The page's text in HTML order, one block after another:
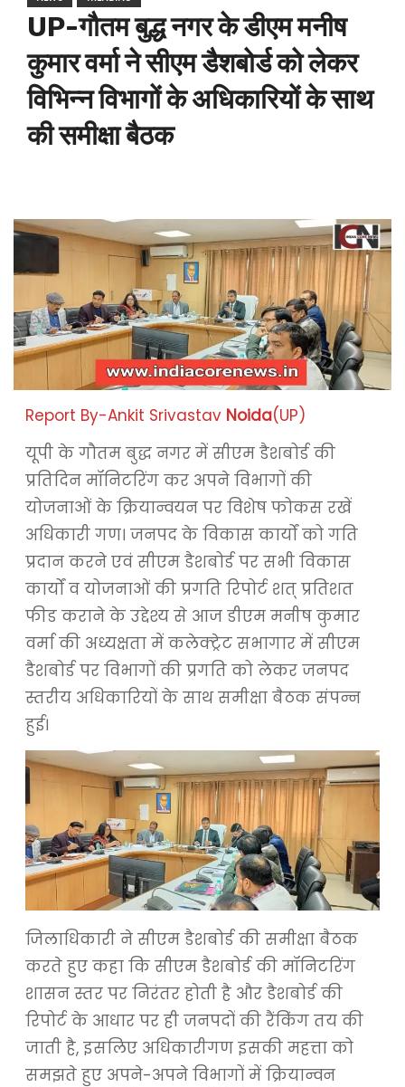
UP-गौतम बुद्ध नगर के डीएम मनीष
कुमार वर्मा ने सीएम डैशबोर्ड को लेकर
विभिन्न विभागों के अधिकारियों के साथ
की समीक्षा बैठक
Report By-Ankit SrivastavNoida(UP)
यूपी के गौतम बुद्ध नगर में सीएम डैशबोर्ड की
प्रतिदिन मॉनिटरिंग कर अपने विभागों की
योजनाओं के क्रियान्वयन पर विशेष फोकस रखें
अधिकारी गण। जनपद के विकास कार्यों को गति
प्रदान करने एवं सीएम डैशबोर्ड पर सभी विकास
कार्यों व योजनाओं की प्रगति रिपोर्ट शत् प्रतिशत
फीड कराने के उद्देश्य से आज डीएम मनीष कुमार
वर्मा की अध्यक्षता में कलेक्ट्रेट सभागार में सीएम
डैशबोर्ड पर विभागों की प्रगति को लेकर जनपद
स्तरीय अधिकारियों के साथ समीक्षा बैठक संपन्न
हुई।
जिलाधिकारी ने सीएम डैशबोर्ड की समीक्षा बैठक
करते हुए कहा कि सीएम डैशबोर्ड की मॉनिटरिंग
शासन स्तर पर निरंतर होती है और डैशबोर्ड की
रिपोर्ट के आधार पर ही जनपदों की रैंकिंग तय की
जाती है, इसलिए अधिकारीगण इसकी महत्ता को
समझते हुए अपने-अपने विभागों में क्रियान्वन